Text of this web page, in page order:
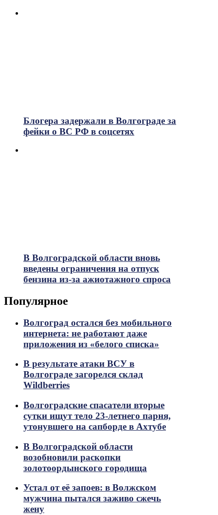
Блогера задержали в Волгограде за
фейки о ВС РФ в соцсетях
В Волгоградской области вновь
введены ограничения на отпуск
бензина из-за ажиотажного спроса
Популярное
Волгоград остался без мобильного
интернета: не работают даже
приложения из «белого списка»
В результате атаки ВСУ в
Волгограде загорелся склад
Wildberries
Волгоградские спасатели вторые
сутки ищут тело 23-летнего парня,
утонувшего на сапборде в Ахтубе
В Волгоградской области
возобновили раскопки
золотоордынского городища
Устал от её запоев: в Волжском
мужчина пытался заживо сжечь
жену